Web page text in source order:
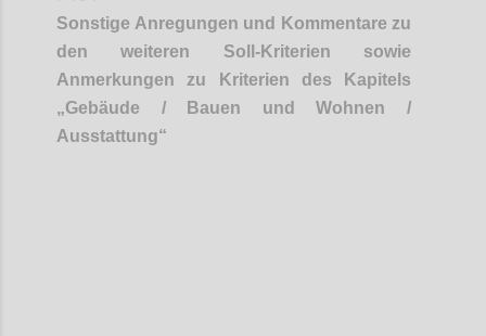
Sonstige Anregungen und Kommentare zu
den weiteren Soll-Kriterien sowie
Anmerkungen zu Kriterien des Kapitels
„Gebäude / Bauen und Wohnen /
Ausstattung“